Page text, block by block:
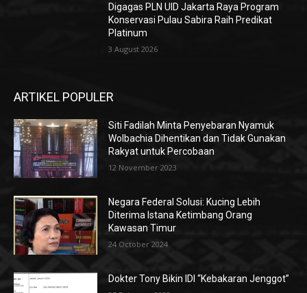
Digagas PLN UID Jakarta Raya Program
Konservasi Pulau Sabira Raih Predikat
Platinum
3 August 2026
ARTIKEL POPULER
Siti Fadilah Minta Penyebaran Nyamuk
Wolbachia Dihentikan dan Tidak Gunakan
Rakyat untuk Percobaan
12 November 2023
Negara Federal Solusi: Kucing Lebih
Diterima Istana Ketimbang Orang
Kawasan Timur
24 October 2024
Dokter Tony Bikin IDI “Kebakaran Jenggot”